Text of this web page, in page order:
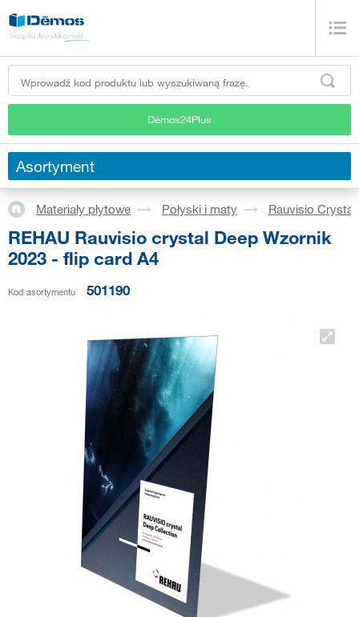
Démos24Plus
Asortyment
Materiały płytowe Połyski i maty Rauvisio Crystal
REHAU Rauvisio crystal Deep Wzornik
2023 - flip card A4
Kod asortymentu 501190